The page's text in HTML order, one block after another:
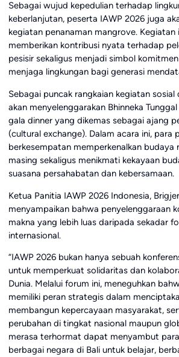
Sebagai wujud kepedulian terhadap
keberlanjutan, peserta IAWP 2026 juga
kegiatan penanaman mangrove.
memberikan kontribusi nyata terhadap
pesisir sekaligus menjadi simbol
menjaga lingkungan bagi generasi
Sebagai puncak rangkaian kegiatan
akan menyelenggarakan Bhinneka
gala dinner yang dikemas sebagai ajang
(cultural exchange). Dalam acara ini, para
berkesempatan memperkenalkan budaya
masing sekaligus menikmati kekayaan
suasana persahabatan dan kebersamaan.
Ketua Panitia IAWP 2026 Indonesia,
menyampaikan bahwa penyelenggaraan
makna yang lebih luas daripada sekadar
internasional.
“IAWP 2026 bukan hanya sebuah
untuk memperkuat solidaritas dan
Dunia. Melalui forum ini, meneguhkan
memiliki peran strategis dalam
membangun kepercayaan masyarakat,
perubahan di tingkat nasional maupun
merasa terhormat dapat menyambut
berbagai negara di Bali untuk belajar,